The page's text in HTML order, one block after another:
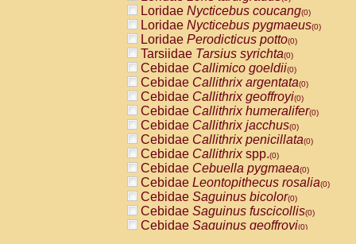
Loridae Nycticebus coucang(0)
Loridae Nycticebus pygmaeus(0)
Loridae Perodicticus potto(0)
Tarsiidae Tarsius syrichta(0)
Cebidae Callimico goeldii(0)
Cebidae Callithrix argentata(0)
Cebidae Callithrix geoffroyi(0)
Cebidae Callithrix humeralifer(0)
Cebidae Callithrix jacchus(0)
Cebidae Callithrix penicillata(0)
Cebidae Callithrixspp.(0)
Cebidae Cebuella pygmaea(0)
Cebidae Leontopithecus rosalia(0)
Cebidae Saguinus bicolor(0)
Cebidae Saguinus fuscicollis(0)
Cebidae Saguinus geoffroyi(0)